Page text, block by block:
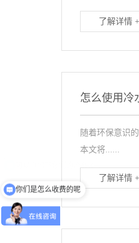
了解详情 +
怎么使用冷
随着环保意识
本文将......
了解详情 +
你们是怎么收费的呢